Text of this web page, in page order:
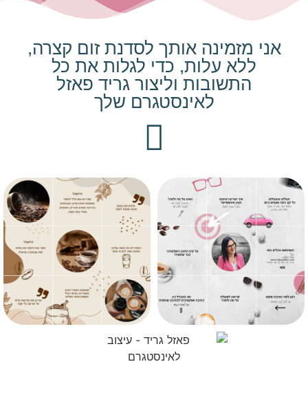
אני מזמינה אותך לסדנת זום קצרה,
ללא עלות, כדי לגלות את כל
התשובות וליצור גריד פאזל
לאינסטגרם שלך